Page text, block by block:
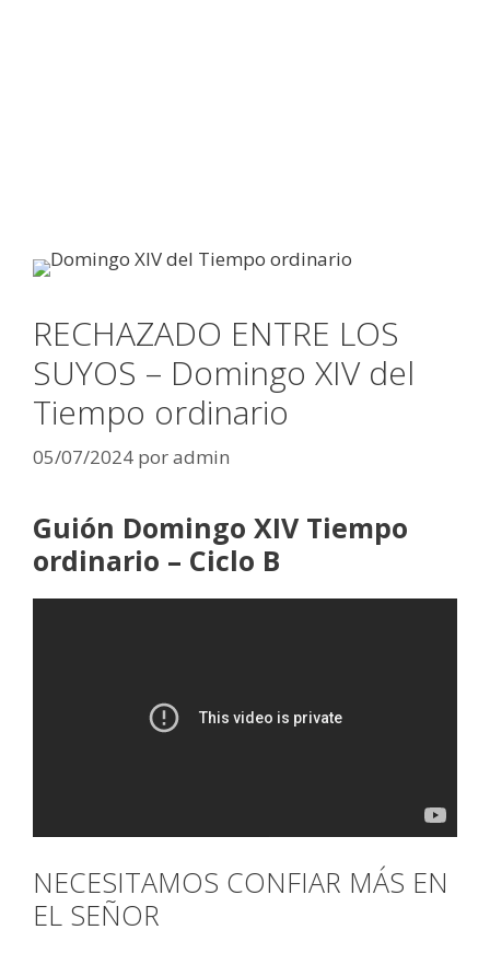
RECHAZADO ENTRE LOS
SUYOS – Domingo XIV del
Tiempo ordinario
05/07/2024 poradmin
Guión Domingo XIV Tiempo
ordinario – Ciclo B
NECESITAMOS CONFIAR MÁS EN
EL SEÑOR